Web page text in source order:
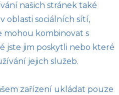
našich stránek také
oblasti sociálních sítí,
mohou kombinovat s
jste jim poskytli nebo které
jejich služeb.
zařízení ukládat pouze